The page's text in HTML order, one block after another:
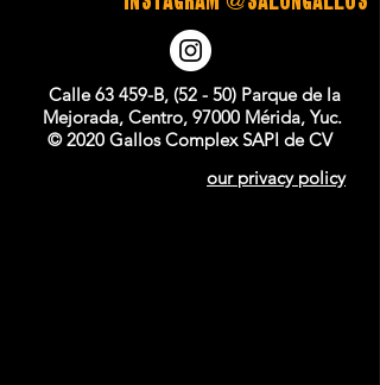
Calle 63 459-B, (52 - 50) Parque de la
Mejorada, Centro, 97000 Mérida, Yuc.
© 2020 Gallos Complex SAPI de CV
our privacy policy